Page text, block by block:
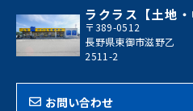
ラクラス【土地・
〒389-0512
長野県東御市滋野乙
2511-2
お問い合わせ